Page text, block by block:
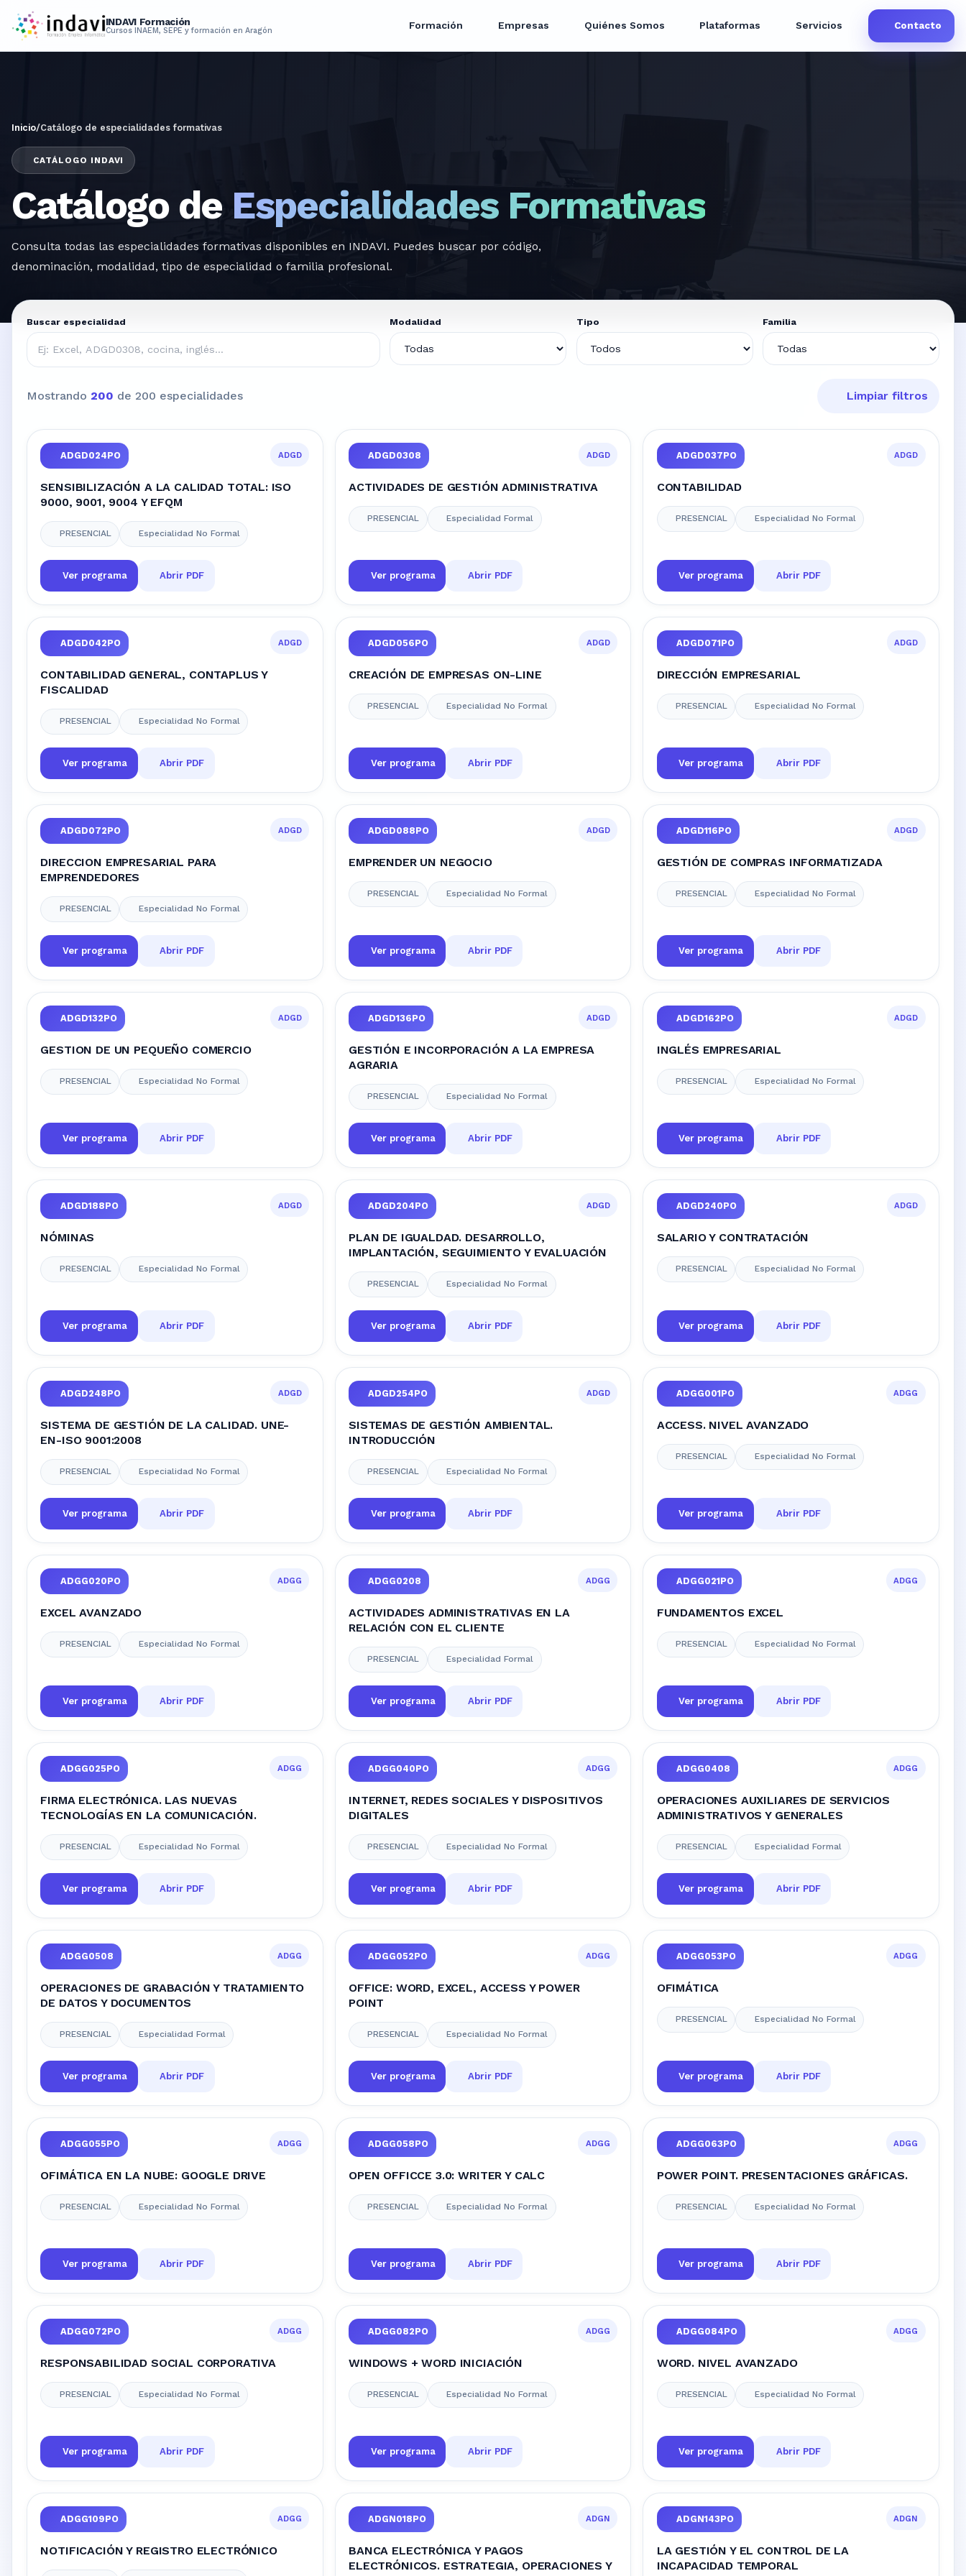
INDAVI Formación
Cursos INAEM, SEPE y formación en Aragón Formación Empresas Quiénes Somos Plataformas Servicios Contacto
Inicio/Catálogo de especialidades formativas
CATÁLOGO INDAVI
Catálogo de Especialidades Formativas
Consulta todas las especialidades formativas disponibles en INDAVI. Puedes buscar por código,
denominación, modalidad, tipo de especialidad o familia profesional.
Buscar especialidad Modalidad Tipo Familia
Mostrando 200 de 200 especialidades Limpiar filtros
ADGD024PO ADGD
SENSIBILIZACIÓN A LA CALIDAD TOTAL: ISO
9000, 9001, 9004 Y EFQM
PRESENCIAL Especialidad No Formal
Ver programa Abrir PDF
ADGD0308 ADGD
ACTIVIDADES DE GESTIÓN ADMINISTRATIVA
PRESENCIAL Especialidad Formal
Ver programa Abrir PDF
ADGD037PO ADGD
CONTABILIDAD
PRESENCIAL Especialidad No Formal
Ver programa Abrir PDF
ADGD042PO ADGD
CONTABILIDAD GENERAL, CONTAPLUS Y
FISCALIDAD
PRESENCIAL Especialidad No Formal
Ver programa Abrir PDF
ADGD056PO ADGD
CREACIÓN DE EMPRESAS ON-LINE
PRESENCIAL Especialidad No Formal
Ver programa Abrir PDF
ADGD071PO ADGD
DIRECCIÓN EMPRESARIAL
PRESENCIAL Especialidad No Formal
Ver programa Abrir PDF
ADGD072PO ADGD
DIRECCION EMPRESARIAL PARA
EMPRENDEDORES
PRESENCIAL Especialidad No Formal
Ver programa Abrir PDF
ADGD088PO ADGD
EMPRENDER UN NEGOCIO
PRESENCIAL Especialidad No Formal
Ver programa Abrir PDF
ADGD116PO ADGD
GESTIÓN DE COMPRAS INFORMATIZADA
PRESENCIAL Especialidad No Formal
Ver programa Abrir PDF
ADGD132PO ADGD
GESTION DE UN PEQUEÑO COMERCIO
PRESENCIAL Especialidad No Formal
Ver programa Abrir PDF
ADGD136PO ADGD
GESTIÓN E INCORPORACIÓN A LA EMPRESA
AGRARIA
PRESENCIAL Especialidad No Formal
Ver programa Abrir PDF
ADGD162PO ADGD
INGLÉS EMPRESARIAL
PRESENCIAL Especialidad No Formal
Ver programa Abrir PDF
ADGD188PO ADGD
NÓMINAS
PRESENCIAL Especialidad No Formal
Ver programa Abrir PDF
ADGD204PO ADGD
PLAN DE IGUALDAD. DESARROLLO,
IMPLANTACIÓN, SEGUIMIENTO Y EVALUACIÓN
PRESENCIAL Especialidad No Formal
Ver programa Abrir PDF
ADGD240PO ADGD
SALARIO Y CONTRATACIÓN
PRESENCIAL Especialidad No Formal
Ver programa Abrir PDF
ADGD248PO ADGD
SISTEMA DE GESTIÓN DE LA CALIDAD. UNE-
EN-ISO 9001:2008
PRESENCIAL Especialidad No Formal
Ver programa Abrir PDF
ADGD254PO ADGD
SISTEMAS DE GESTIÓN AMBIENTAL.
INTRODUCCIÓN
PRESENCIAL Especialidad No Formal
Ver programa Abrir PDF
ADGG001PO ADGG
ACCESS. NIVEL AVANZADO
PRESENCIAL Especialidad No Formal
Ver programa Abrir PDF
ADGG020PO ADGG
EXCEL AVANZADO
PRESENCIAL Especialidad No Formal
Ver programa Abrir PDF
ADGG0208 ADGG
ACTIVIDADES ADMINISTRATIVAS EN LA
RELACIÓN CON EL CLIENTE
PRESENCIAL Especialidad Formal
Ver programa Abrir PDF
ADGG021PO ADGG
FUNDAMENTOS EXCEL
PRESENCIAL Especialidad No Formal
Ver programa Abrir PDF
ADGG025PO ADGG
FIRMA ELECTRÓNICA. LAS NUEVAS
TECNOLOGÍAS EN LA COMUNICACIÓN.
PRESENCIAL Especialidad No Formal
Ver programa Abrir PDF
ADGG040PO ADGG
INTERNET, REDES SOCIALES Y DISPOSITIVOS
DIGITALES
PRESENCIAL Especialidad No Formal
Ver programa Abrir PDF
ADGG0408 ADGG
OPERACIONES AUXILIARES DE SERVICIOS
ADMINISTRATIVOS Y GENERALES
PRESENCIAL Especialidad Formal
Ver programa Abrir PDF
ADGG0508 ADGG
OPERACIONES DE GRABACIÓN Y TRATAMIENTO
DE DATOS Y DOCUMENTOS
PRESENCIAL Especialidad Formal
Ver programa Abrir PDF
ADGG052PO ADGG
OFFICE: WORD, EXCEL, ACCESS Y POWER
POINT
PRESENCIAL Especialidad No Formal
Ver programa Abrir PDF
ADGG053PO ADGG
OFIMÁTICA
PRESENCIAL Especialidad No Formal
Ver programa Abrir PDF
ADGG055PO ADGG
OFIMÁTICA EN LA NUBE: GOOGLE DRIVE
PRESENCIAL Especialidad No Formal
Ver programa Abrir PDF
ADGG058PO ADGG
OPEN OFFICCE 3.0: WRITER Y CALC
PRESENCIAL Especialidad No Formal
Ver programa Abrir PDF
ADGG063PO ADGG
POWER POINT. PRESENTACIONES GRÁFICAS.
PRESENCIAL Especialidad No Formal
Ver programa Abrir PDF
ADGG072PO ADGG
RESPONSABILIDAD SOCIAL CORPORATIVA
PRESENCIAL Especialidad No Formal
Ver programa Abrir PDF
ADGG082PO ADGG
WINDOWS + WORD INICIACIÓN
PRESENCIAL Especialidad No Formal
Ver programa Abrir PDF
ADGG084PO ADGG
WORD. NIVEL AVANZADO
PRESENCIAL Especialidad No Formal
Ver programa Abrir PDF
ADGG109PO ADGG
NOTIFICACIÓN Y REGISTRO ELECTRÓNICO
ADGN018PO ADGN
BANCA ELECTRÓNICA Y PAGOS
ELECTRÓNICOS. ESTRATEGIA, OPERACIONES Y
ADGN143PO ADGN
LA GESTIÓN Y EL CONTROL DE LA
INCAPACIDAD TEMPORAL